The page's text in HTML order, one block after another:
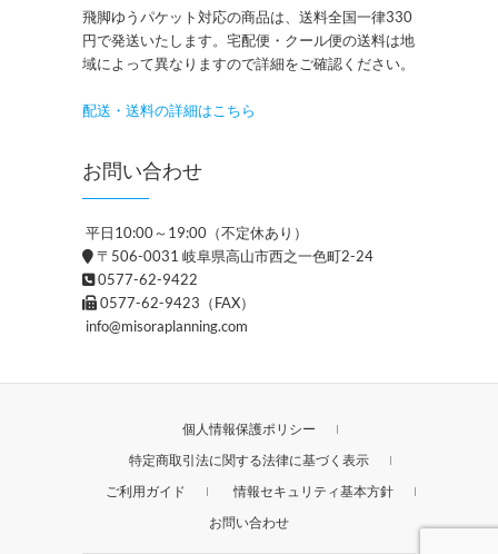
飛脚ゆうパケット対応の商品は、送料全国一律330
円で発送いたします。宅配便・クール便の送料は地
域によって異なりますので詳細をご確認ください。
配送・送料の詳細はこちら
お問い合わせ
平日10:00～19:00（不定休あり）
〒506-0031 岐阜県高山市西之一色町2-24
0577-62-9422
0577-62-9423（FAX）
info@misoraplanning.com
個人情報保護ポリシー
特定商取引法に関する法律に基づく表示
ご利用ガイド
情報セキュリティ基本方針
お問い合わせ